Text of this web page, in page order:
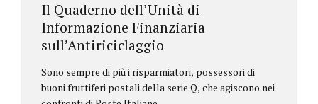
Il Quaderno dell’Unità di
Informazione Finanziaria
sull’Antiriciclaggio
Sono sempre di più i risparmiatori, possessori di
buoni fruttiferi postali della serie Q, che agiscono nei